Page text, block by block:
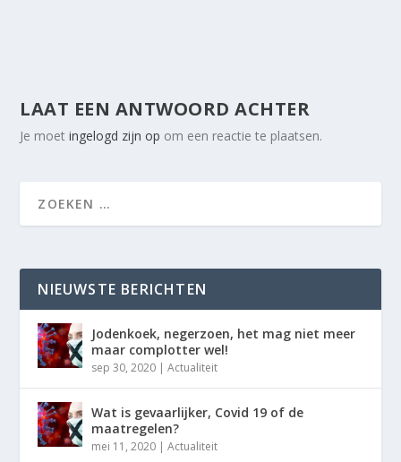
LAAT EEN ANTWOORD ACHTER
Je moetingelogd zijn op om een reactie te plaatsen.
NIEUWSTE BERICHTEN
Jodenkoek, negerzoen, het mag niet meer
maar complotter wel!
sep 30, 2020 |Actualiteit
Wat is gevaarlijker, Covid 19 of de
maatregelen?
mei 11, 2020 |Actualiteit